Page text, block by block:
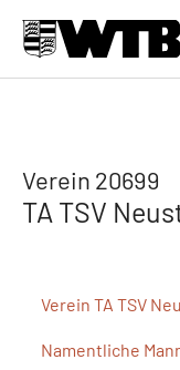
Verein 20699
TA TSV
Verein TA TSV
Namentliche